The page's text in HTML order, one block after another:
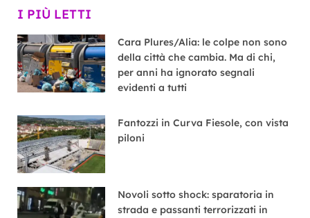
I PIÙ LETTI
Cara Plures/Alia: le colpe non sono
della città che cambia. Ma di chi,
per anni ha ignorato segnali
evidenti a tutti
Fantozzi in Curva Fiesole, con vista
piloni
Novoli sotto shock: sparatoria in
strada e passanti terrorizzati in